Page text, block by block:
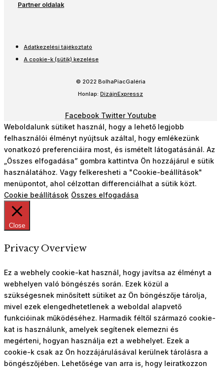
Partner oldalak
Adatkezelési tájékoztató
A cookie-k (sütik) kezelése
© 2022 BolhaPiacGaléria
Honlap: DizájnExpressz
Facebook Twitter Youtube
Weboldalunk sütiket használ, hogy a lehető legjobb
felhasználói élményt nyújtsuk azáltal, hogy emlékezünk
vonatkozó preferenciáira most, és ismételt látogatásánál. Az
„Összes elfogadása” gombra kattintva Ön hozzájárul e sütik
használatához. Vagy felkeresheti a "Cookie-beállítások"
menüpontot, ahol célzottan differenciálhat a sütik közt.
Cookie beállítások Összes elfogadása
Close
Privacy Overview
Ez a webhely cookie-kat használ, hogy javítsa az élményt a
webhelyen való böngészés során. Ezek közül a
szükségesnek minősített sütiket az Ön böngészője tárolja,
mivel ezek elengedhetetlenek a weboldal alapvető
funkcióinak működéséhez. Harmadik féltől származó cookie-
kat is használunk, amelyek segítenek elemezni és
megérteni, hogyan használja ezt a webhelyet. Ezek a
cookie-k csak az Ön hozzájárulásával kerülnek tárolásra a
böngészőjében. Lehetősége van arra is, hogy leiratkozzon